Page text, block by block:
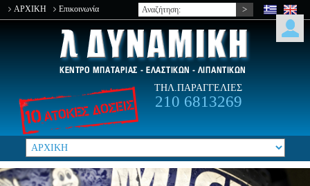
ΑΡΧΙΚΗ Επικοινωνία
ΤΗΛ.ΠΑΡΑΓΓΕΛΙΕΣ
210 6813269